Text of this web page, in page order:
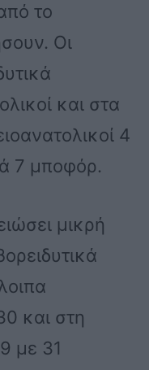
το
Οι
και στα
4
7 μποφόρ.
μικρή
και στη
με 31